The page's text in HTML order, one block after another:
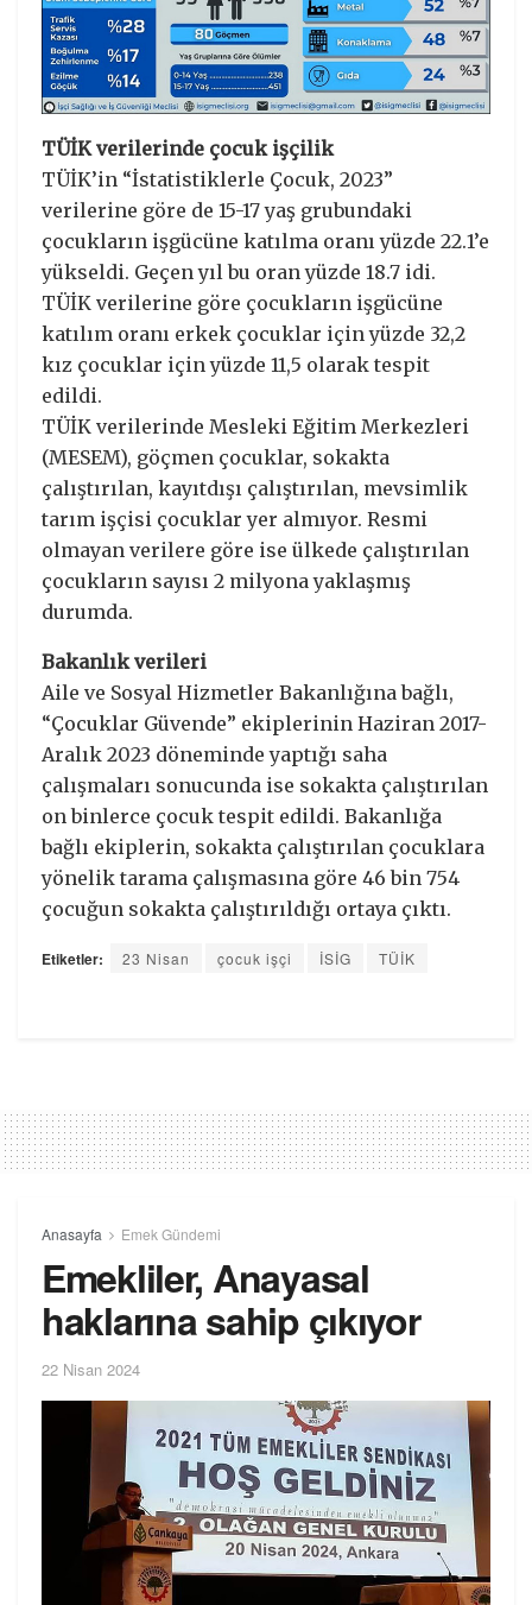
TÜİK verilerinde çocuk işçilik
TÜİK’in “İstatistiklerle Çocuk, 2023”
verilerine göre de 15-17 yaş grubundaki
çocukların işgücüne katılma oranı yüzde 22.1’e
yükseldi. Geçen yıl bu oran yüzde 18.7 idi.
TÜİK verilerine göre çocukların işgücüne
katılım oranı erkek çocuklar için yüzde 32,2
kız çocuklar için yüzde 11,5 olarak tespit
edildi.
TÜİK verilerinde Mesleki Eğitim Merkezleri
(MESEM), göçmen çocuklar, sokakta
çalıştırılan, kayıtdışı çalıştırılan, mevsimlik
tarım işçisi çocuklar yer almıyor. Resmi
olmayan verilere göre ise ülkede çalıştırılan
çocukların sayısı 2 milyona yaklaşmış
durumda.
Bakanlık verileri
Aile ve Sosyal Hizmetler Bakanlığına bağlı,
“Çocuklar Güvende” ekiplerinin Haziran 2017-
Aralık 2023 döneminde yaptığı saha
çalışmaları sonucunda ise sokakta çalıştırılan
on binlerce çocuk tespit edildi. Bakanlığa
bağlı ekiplerin, sokakta çalıştırılan çocuklara
yönelik tarama çalışmasına göre 46 bin 754
çocuğun sokakta çalıştırıldığı ortaya çıktı.
Etiketler: 23 Nisan çocuk işçi İSİG TÜİK
Anasayfa Emek Gündemi
Emekliler, Anayasal
haklarına sahip çıkıyor
22 Nisan 2024